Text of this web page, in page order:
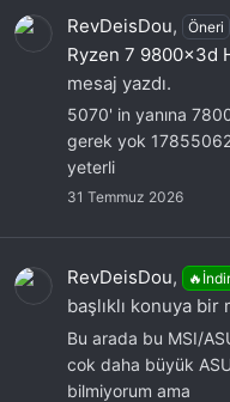
RevDeisDou, Öneri
Ryzen 7 9800x3d
mesaj yazdı.
5070' in yanına
gerek yok
yeterli
31 Temmuz 2026
RevDeisDou,
başlıklı konuya bir
Bu arada bu MSI/
cok daha büyük
bilmiyorum ama